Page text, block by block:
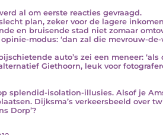
al om eerste reacties gevraagd.
plan, zeker voor de lagere
en bruisende stad niet zomaar
modus: ‘dan zal die mevrouw-
auto’s zei een meneer:
Giethoorn, leuk voor
splendid-isolation-illusies. Alsof je
Dijksma’s verkeersbeeld over
Dorp’?